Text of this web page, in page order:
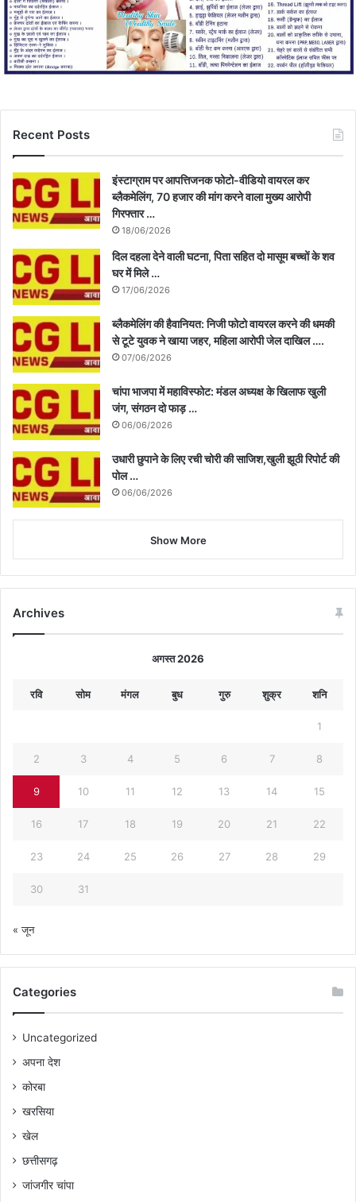
Recent Posts
इंस्टाग्राम पर आपत्तिजनक फोटो-वीडियो वायरल कर
ब्लैकमेलिंग, 70 हजार की मांग करने वाला मुख्य आरोपी
गिरफ्तार …
18/06/2026
दिल दहला देने वाली घटना, पिता सहित दो मासूम बच्चों के शव
घर में मिले …
17/06/2026
ब्लैकमेलिंग की हैवानियत: निजी फोटो वायरल करने की धमकी
से टूटे युवक ने खाया जहर, महिला आरोपी जेल दाखिल ….
07/06/2026
चांपा भाजपा में महाविस्फोट: मंडल अध्यक्ष के खिलाफ खुली
जंग, संगठन दो फाड़ …
06/06/2026
उधारी छुपाने के लिए रची चोरी की साजिश,खुली झूठी रिपोर्ट की
पोल …
06/06/2026
Show More
Archives
अगस्त 2026
रवि सोम मंगल बुध गुरु शुक्र शनि
1
2 3 4 5 6 7 8
9 10 11 12 13 14 15
16 17 18 19 20 21 22
23 24 25 26 27 28 29
30 31
« जून
Categories
Uncategorized
अपना देश
कोरबा
खरसिया
खेल
छत्तीसगढ़
जांजगीर चांपा